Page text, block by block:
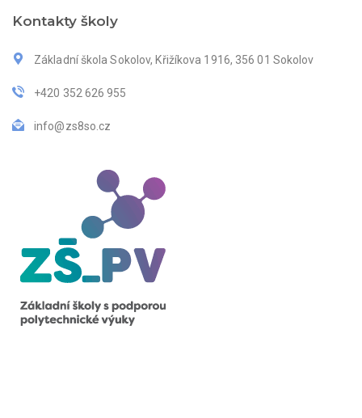
Kontakty školy
Základní škola Sokolov, Křižíkova 1916, 356 01 Sokolov
+420 352 626 955
info@zs8so.cz